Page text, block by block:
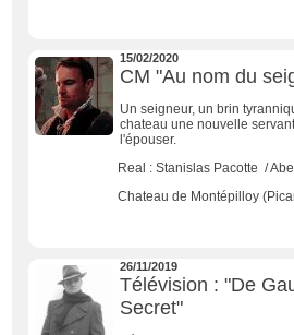
15/02/2020
CM "Au nom du
Un seigneur, un brin
chateau une nouvelle
l'épouser.
Real : Stanislas Pacotte /
Chateau de Montépilloy
26/11/2019
Télévision : "De
Secret"